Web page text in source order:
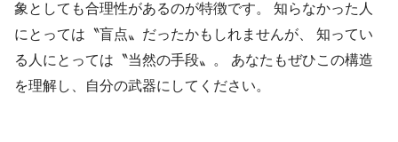
象としても合理性があるのが特徴です。 知らなかった人
にとっては〝盲点〟だったかもしれませんが、 知ってい
る人にとっては〝当然の手段〟。 あなたもぜひこの構造
を理解し、自分の武器にしてください。